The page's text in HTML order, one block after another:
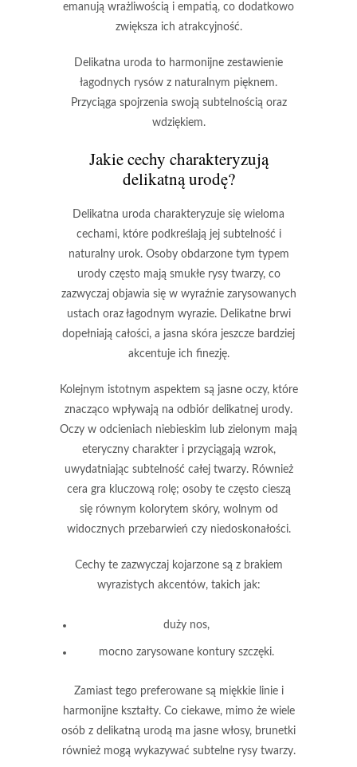
emanują wrażliwością i empatią, co dodatkowo
zwiększa ich atrakcyjność.
Delikatna uroda to harmonijne zestawienie
łagodnych rysów z naturalnym pięknem.
Przyciąga spojrzenia swoją subtelnością oraz
wdziękiem.
Jakie cechy charakteryzują
delikatną urodę?
Delikatna uroda charakteryzuje się wieloma
cechami, które podkreślają jej subtelność i
naturalny urok. Osoby obdarzone tym typem
urody często mają smukłe rysy twarzy, co
zazwyczaj objawia się w wyraźnie zarysowanych
ustach oraz łagodnym wyrazie. Delikatne brwi
dopełniają całości, a jasna skóra jeszcze bardziej
akcentuje ich finezję.
Kolejnym istotnym aspektem są jasne oczy, które
znacząco wpływają na odbiór delikatnej urody.
Oczy w odcieniach niebieskim lub zielonym mają
eteryczny charakter i przyciągają wzrok,
uwydatniając subtelność całej twarzy. Również
cera gra kluczową rolę; osoby te często cieszą
się równym kolorytem skóry, wolnym od
widocznych przebarwień czy niedoskonałości.
Cechy te zazwyczaj kojarzone są z brakiem
wyrazistych akcentów, takich jak:
duży nos,
mocno zarysowane kontury szczęki.
Zamiast tego preferowane są miękkie liniei
harmonijne kształty. Co ciekawe, mimo że wiele
osób z delikatną urodą ma jasne włosy, brunetki
również mogą wykazywać subtelne rysy twarzy.